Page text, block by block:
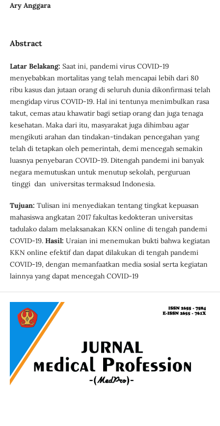
Ary Anggara
Abstract
Latar Belakang: Saat ini, pandemi virus COVID-19
menyebabkan mortalitas yang telah mencapai lebih dari 80
ribu kasus dan jutaan orang di seluruh dunia dikonfirmasi telah
mengidap virus COVID-19. Hal ini tentunya menimbulkan rasa
takut, cemas atau khawatir bagi setiap orang dan juga tenaga
kesehatan. Maka dari itu, masyarakat juga dihimbau agar
mengikuti arahan dan tindakan-tindakan pencegahan yang
telah di tetapkan oleh pemerintah, demi mencegah semakin
luasnya penyebaran COVID-19. Ditengah pandemi ini banyak
negara memutuskan untuk menutup sekolah, perguruan
tinggi dan universitas termaksud Indonesia.
Tujuan: Tulisan ini menyediakan tentang tingkat kepuasan
mahasiswa angkatan 2017 fakultas kedokteran universitas
tadulako dalam melaksanakan KKN online di tengah pandemi
COVID-19. Hasil: Uraian ini menemukan bukti bahwa kegiatan
KKN online efektif dan dapat dilakukan di tengah pandemi
COVID-19, dengan memanfaatkan media sosial serta kegiatan
lainnya yang dapat mencegah COVID-19